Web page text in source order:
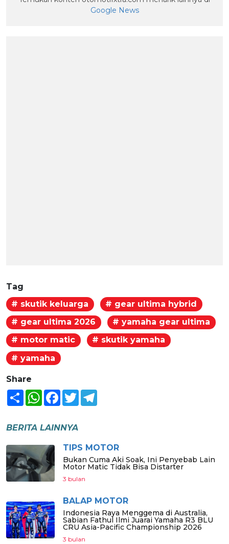
Google News
Tag
# skutik keluarga
# gear ultima hybrid
# gear ultima 2026
# yamaha gear ultima
# motor matic
# skutik yamaha
# yamaha
Share
Share WhatsAppFacebook
Twitter
BERITA LAINNYA
TIPS MOTOR
Bukan Cuma Aki Soak, Ini Penyebab Lain
Motor Matic Tidak Bisa Distarter
3 bulan
BALAP MOTOR
Indonesia Raya Menggema di Australia,
Sabian Fathul Ilmi Juarai Yamaha R3 BLU
CRU Asia-Pacific Championship 2026
3 bulan